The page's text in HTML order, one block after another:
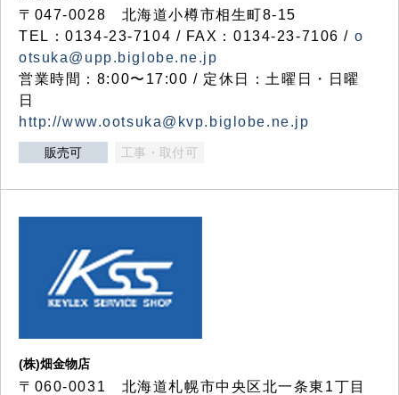
〒047-0028 北海道小樽市相生町8-15
TEL：0134-23-7104 / FAX：0134-23-7106 / o
otsuka@upp.biglobe.ne.jp
営業時間：8:00〜17:00 / 定休日：土曜日・日曜
日
http://www.ootsuka@kvp.biglobe.ne.jp
販売可 工事・取付可
(株)畑金物店
〒060-0031 北海道札幌市中央区北一条東1丁目